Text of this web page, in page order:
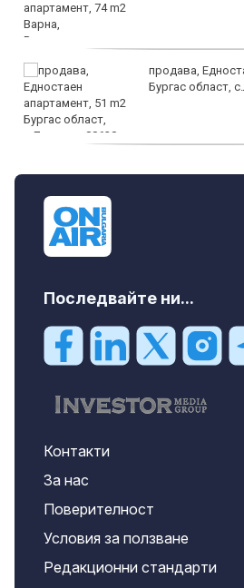
продава,
Бургас област,
Последвайте ни...
Контакти
За нас
Поверителност
Условия за ползване
Редакционни стандарти